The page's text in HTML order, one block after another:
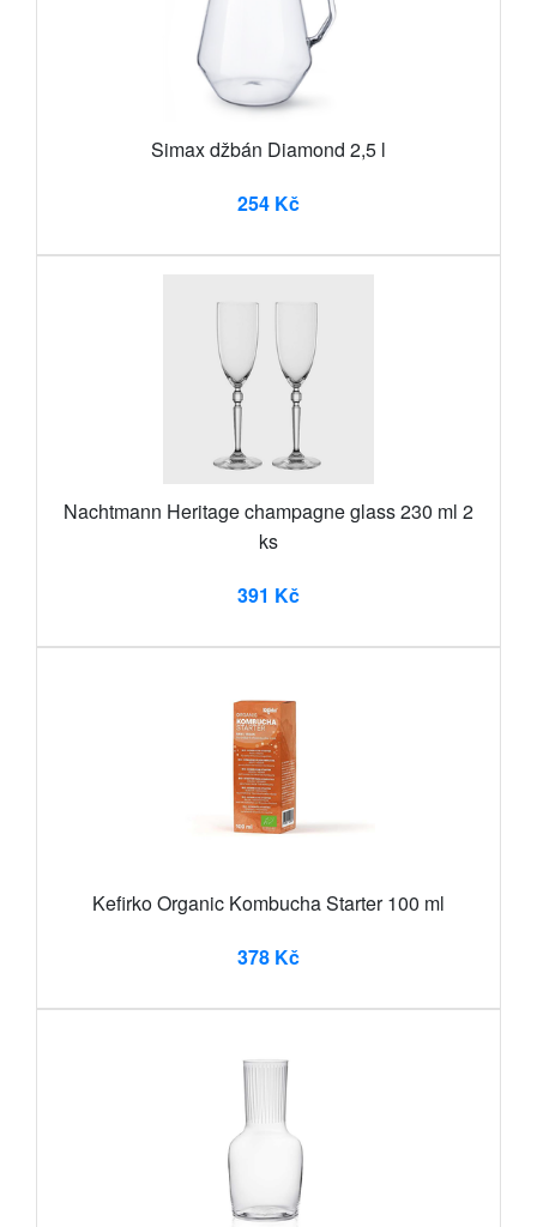
Simax džbán Diamond 2,5 l
254 Kč
Nachtmann Heritage champagne glass 230 ml 2
ks
391 Kč
Kefirko Organic Kombucha Starter 100 ml
378 Kč